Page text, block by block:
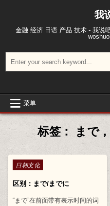
我
金融 经济 日语 产品 技术 - 我说
菜单
标签： まで
Posted in
日韩文化
区别：まで/までに
“まで”在前面带有表示时间的词